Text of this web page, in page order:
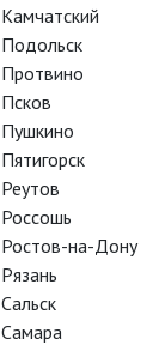
Камчатский
Подольск
Протвино
Псков
Пушкино
Пятигорск
Реутов
Россошь
Ростов-на-Дону
Рязань
Сальск
Самара